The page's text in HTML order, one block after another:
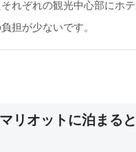
れぞれの観光中心部にホ
担が少ないです。
リオットに泊まる